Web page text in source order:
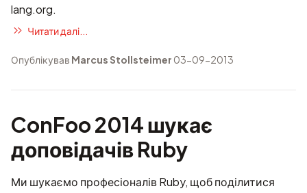
lang.org.
Читати далі...
Опублікував Marcus Stollsteimer 03-09-2013
ConFoo 2014 шукає
доповідачів Ruby
Ми шукаємо професіоналів Ruby, щоб поділитися